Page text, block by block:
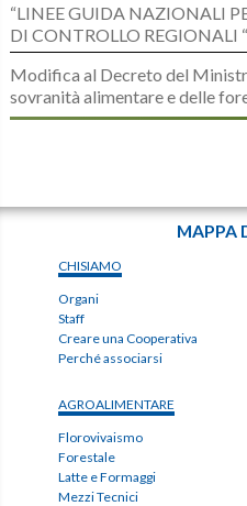
“LINEE GUIDA NAZIONALI
DI CONTROLLO REGIONALI
Modifica al Decreto del
sovranità alimentare e delle
MAPPA
CHISIAMO
Organi
Staff
Creare una Cooperativa
Perché associarsi
AGROALIMENTARE
Florovivaismo
Forestale
Latte e Formaggi
Mezzi Tecnici